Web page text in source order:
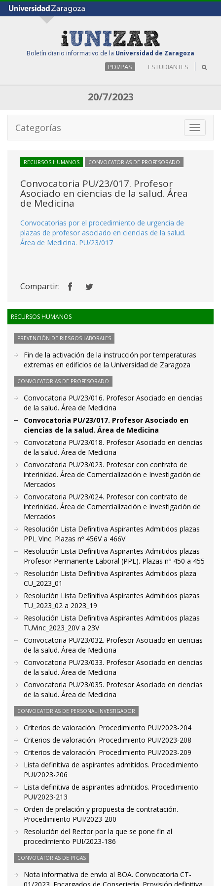
Boletín diario informativo de la Universidad de Zaragoza
PDI/PAS ESTUDIANTES
20/7/2023
Toggle
Categorías
RECURSOS HUMANOS CONVOCATORIAS DE PROFESORADO
Convocatoria PU/23/017. Profesor
Asociado en ciencias de la salud. Área
de Medicina
Convocatorias por el procedimiento de urgencia de
plazas de profesor asociado en ciencias de la salud.
Área de Medicina. PU/23/017
Compartir:
RECURSOS HUMANOS
PREVENCIÓN DE RIESGOS LABORALES
Fin de la activación de la instrucción por temperaturas
extremas en edificios de la Universidad de Zaragoza
CONVOCATORIAS DE PROFESORADO
Convocatoria PU/23/016. Profesor Asociado en ciencias
de la salud. Área de Medicina
Convocatoria PU/23/017. Profesor Asociado en
ciencias de la salud. Área de Medicina
Convocatoria PU/23/018. Profesor Asociado en ciencias
de la salud. Área de Medicina
Convocatoria PU/23/023. Profesor con contrato de
interinidad. Área de Comercialización e Investigación de
Mercados
Convocatoria PU/23/024. Profesor con contrato de
interinidad. Área de Comercialización e Investigación de
Mercados
Resolución Lista Definitiva Aspirantes Admitidos plazas
PPL Vinc. Plazas nº 456V a 466V
Resolución Lista Definitiva Aspirantes Admitidos plazas
Profesor Permanente Laboral (PPL). Plazas nº 450 a 455
Resolución Lista Definitiva Aspirantes Admitidos plaza
CU_2023_01
Resolución Lista Definitiva Aspirantes Admitidos plazas
TU_2023_02 a 2023_19
Resolución Lista Definitiva Aspirantes Admitidos plazas
TUVinc_2023_20V a 23V
Convocatoria PU/23/032. Profesor Asociado en ciencias
de la salud. Área de Medicina
Convocatoria PU/23/033. Profesor Asociado en ciencias
de la salud. Área de Medicina
Convocatoria PU/23/035. Profesor Asociado en ciencias
de la salud. Área de Medicina
CONVOCATORIAS DE PERSONAL INVESTIGADOR
Criterios de valoración. Procedimiento PUI/2023-204
Criterios de valoración. Procedimiento PUI/2023-208
Criterios de valoración. Procedimiento PUI/2023-209
Lista definitiva de aspirantes admitidos. Procedimiento
PUI/2023-206
Lista definitiva de aspirantes admitidos. Procedimiento
PUI/2023-213
Orden de prelación y propuesta de contratación.
Procedimiento PUI/2023-200
Resolución del Rector por la que se pone fin al
procedimiento PUI/2023-186
CONVOCATORIAS DE PTGAS
Nota informativa de envío al BOA. Convocatoria CT-